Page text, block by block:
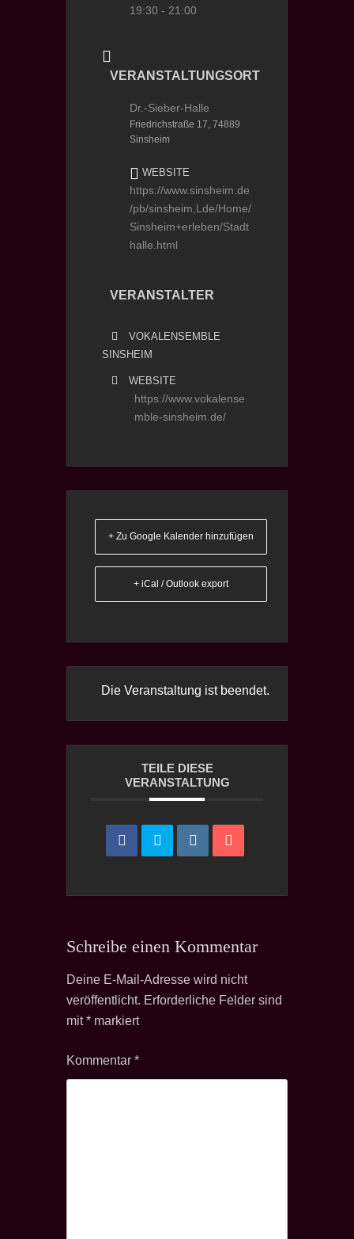
19:30 - 21:00
VERANSTALTUNGSORT
Dr.-Sieber-Halle
Friedrichstraße 17, 74889
Sinsheim
WEBSITE
https://www.sinsheim.de
/pb/sinsheim,Lde/Home/
Sinsheim+erleben/Stadt
halle.html
VERANSTALTER
VOKALENSEMBLE
SINSHEIM
WEBSITE
https://www.vokalense
mble-sinsheim.de/
+ Zu Google Kalender hinzufügen
+ iCal / Outlook export
Die Veranstaltung ist beendet.
TEILE DIESE
VERANSTALTUNG
Schreibe einen Kommentar
Deine E-Mail-Adresse wird nicht
veröffentlicht. Erforderliche Felder sind
mit* markiert
Kommentar *